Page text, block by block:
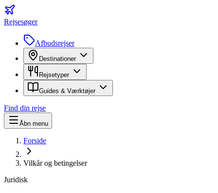
Rejsesøger
Afbudsrejser
Destinationer
Rejsetyper
Guides & Værktøjer
Find din rejse
Åbn menu
Forside
Vilkår og betingelser
Juridisk